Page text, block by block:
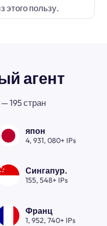
этого пользу.
агент
195 стран
япон
4, 931, 080+ IPs
Сингапур.
155, 548+ IPs
Франц
1, 952, 740+ IPs